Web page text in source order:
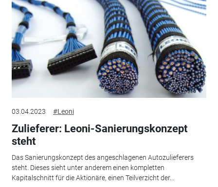
03.04.2023 #Leoni
Zulieferer: Leoni-Sanierungskonzept
steht
Das Sanierungskonzept des angeschlagenen Autozulieferers
steht. Dieses sieht unter anderem einen kompletten
Kapitalschnitt für die Aktionäre, einen Teilverzicht der...